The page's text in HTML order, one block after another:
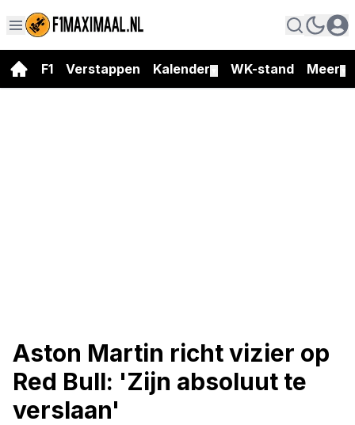
F1 Verstappen Kalender WK-stand Meer
Aston Martin richt vizier op
Red Bull: 'Zijn absoluut te
verslaan'